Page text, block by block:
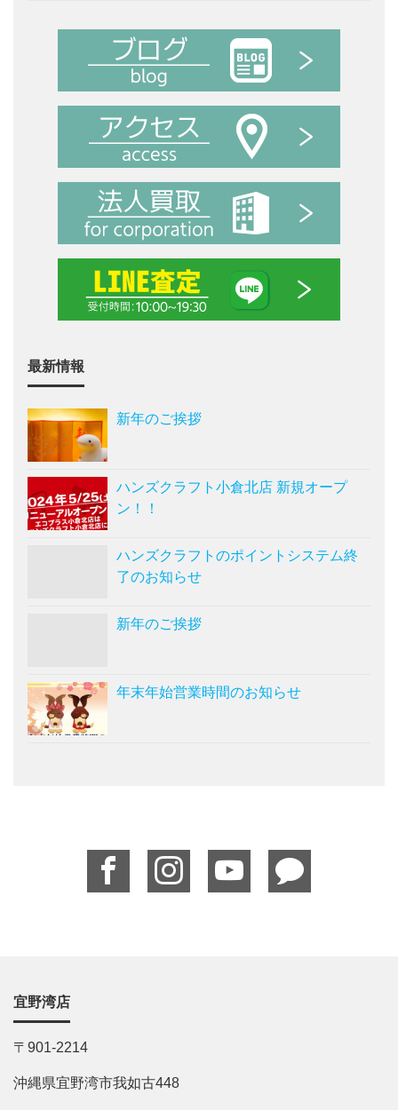
最新情報
新年のご挨拶
ハンズクラフト小倉北店 新規オープ
ン！！
ハンズクラフトのポイントシステム終
了のお知らせ
新年のご挨拶
年末年始営業時間のお知らせ
宜野湾店
〒901-2214
沖縄県宜野湾市我如古448